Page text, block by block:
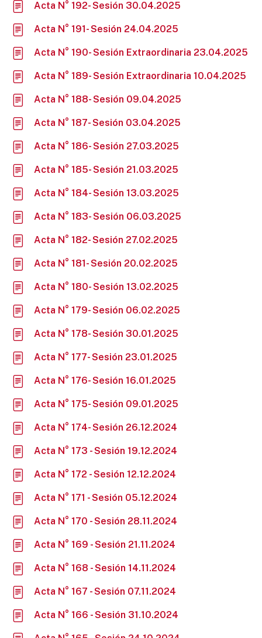
Acta N° 192- Sesión 30.04.2025
Acta N° 191- Sesión 24.04.2025
Acta N° 190- Sesión Extraordinaria 23.04.2025
Acta N° 189- Sesión Extraordinaria 10.04.2025
Acta N° 188- Sesión 09.04.2025
Acta N° 187- Sesión 03.04.2025
Acta N° 186- Sesión 27.03.2025
Acta N° 185- Sesión 21.03.2025
Acta N° 184- Sesión 13.03.2025
Acta N° 183- Sesión 06.03.2025
Acta N° 182- Sesión 27.02.2025
Acta N° 181- Sesión 20.02.2025
Acta N° 180- Sesión 13.02.2025
Acta N° 179- Sesión 06.02.2025
Acta N° 178- Sesión 30.01.2025
Acta N° 177- Sesión 23.01.2025
Acta N° 176- Sesión 16.01.2025
Acta N° 175- Sesión 09.01.2025
Acta N° 174- Sesión 26.12.2024
Acta N° 173 - Sesión 19.12.2024
Acta N° 172 - Sesión 12.12.2024
Acta N° 171 - Sesión 05.12.2024
Acta N° 170 - Sesión 28.11.2024
Acta N° 169 - Sesión 21.11.2024
Acta N° 168 - Sesión 14.11.2024
Acta N° 167 - Sesión 07.11.2024
Acta N° 166 - Sesión 31.10.2024